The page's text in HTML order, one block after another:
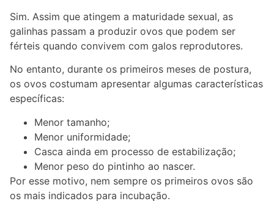
Sim. Assim que atingem a maturidade sexual, as
galinhas passam a produzir ovos que podem ser
férteis quando convivem com galos reprodutores.
No entanto, durante os primeiros meses de postura,
os ovos costumam apresentar algumas características
específicas:
Menor tamanho;
Menor uniformidade;
Casca ainda em processo de estabilização;
Menor peso do pintinho ao nascer.
Por esse motivo, nem sempre os primeiros ovos são
os mais indicados para incubação.